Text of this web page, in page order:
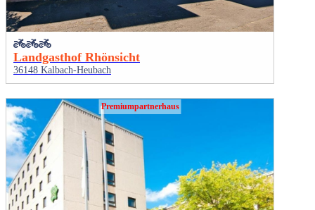
Landgasthof Rhönsicht
36148 Kalbach-Heubach
Premiumpartnerhaus